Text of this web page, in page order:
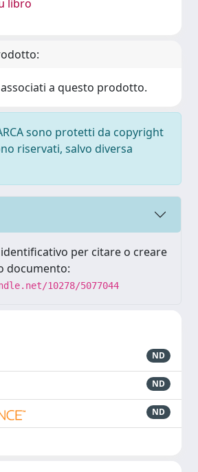
libro
a questo prodotto.
sono protetti da copyright
riservati, salvo diversa
per citare o creare
documento:
10278/5077044
ND
ND
ND